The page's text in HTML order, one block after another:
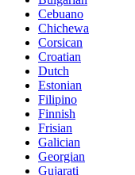
Cebuano
Chichewa
Corsican
Croatian
Dutch
Estonian
Filipino
Finnish
Frisian
Galician
Georgian
Gujarati